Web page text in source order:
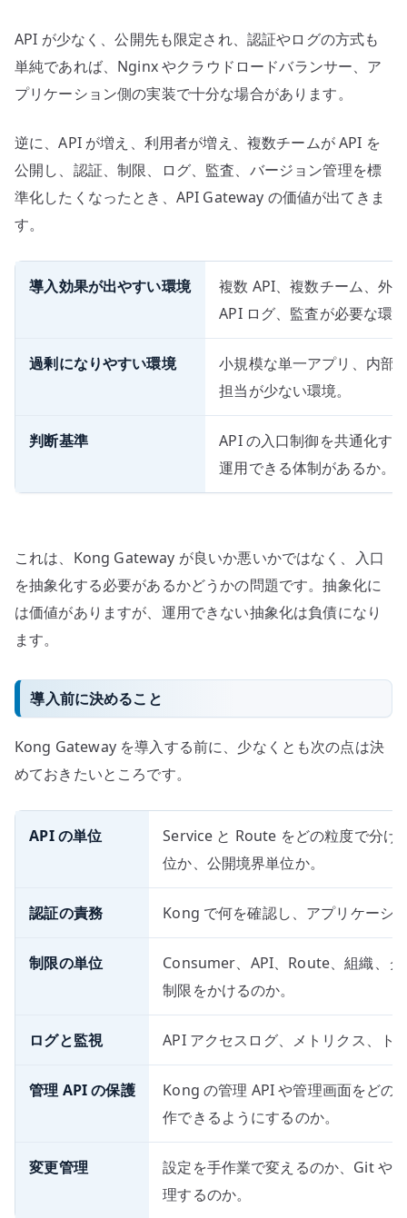
API が少なく、公開先も限定され、認証やログの方式も
単純であれば、Nginx やクラウドロードバランサー、ア
プリケーション側の実装で十分な場合があります。
逆に、API が増え、利用者が増え、複数チームが API を
公開し、認証、制限、ログ、監査、バージョン管理を標
準化したくなったとき、API Gateway の価値が出てきま
す。
導入効果が出やすい環境
複数 API、複数チーム、外
API ログ、監査が必要な環
過剰になりやすい環境
小規模な単一アプリ、内部
担当が少ない環境。
判断基準
API の入口制御を共通化す
運用できる体制があるか。
これは、Kong Gateway が良いか悪いかではなく、入口
を抽象化する必要があるかどうかの問題です。抽象化に
は価値がありますが、運用できない抽象化は負債になり
ます。
導入前に決めること
Kong Gateway を導入する前に、少なくとも次の点は決
めておきたいところです。
API の単位
Service と Route をどの粒度で分け
位か、公開境界単位か。
認証の責務 Kong で何を確認し、アプリケーシ
制限の単位
Consumer、API、Route、組織、
制限をかけるのか。
ログと監視 API アクセスログ、メトリクス、ト
管理 API の保護
Kong の管理 API や管理画面をどの
作できるようにするのか。
変更管理
設定を手作業で変えるのか、Git や
理するのか。